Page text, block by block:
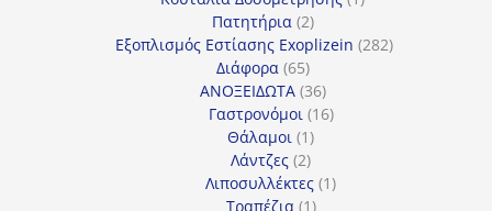
Πατητήρια 22
προϊόντα
Εξοπλισμός Εστίασης Exoplizein 282282
Διάφορα 6565
προϊόντα
ΑΝΟΞΕΙΔΩΤΑ 3636
προϊόντα
Γαστρονόμοι 1616
Θάλαμοι 11
προϊόν
Λάντζες 22
προϊόντα
Λιποσυλλέκτες 11
Τραπέζια 11